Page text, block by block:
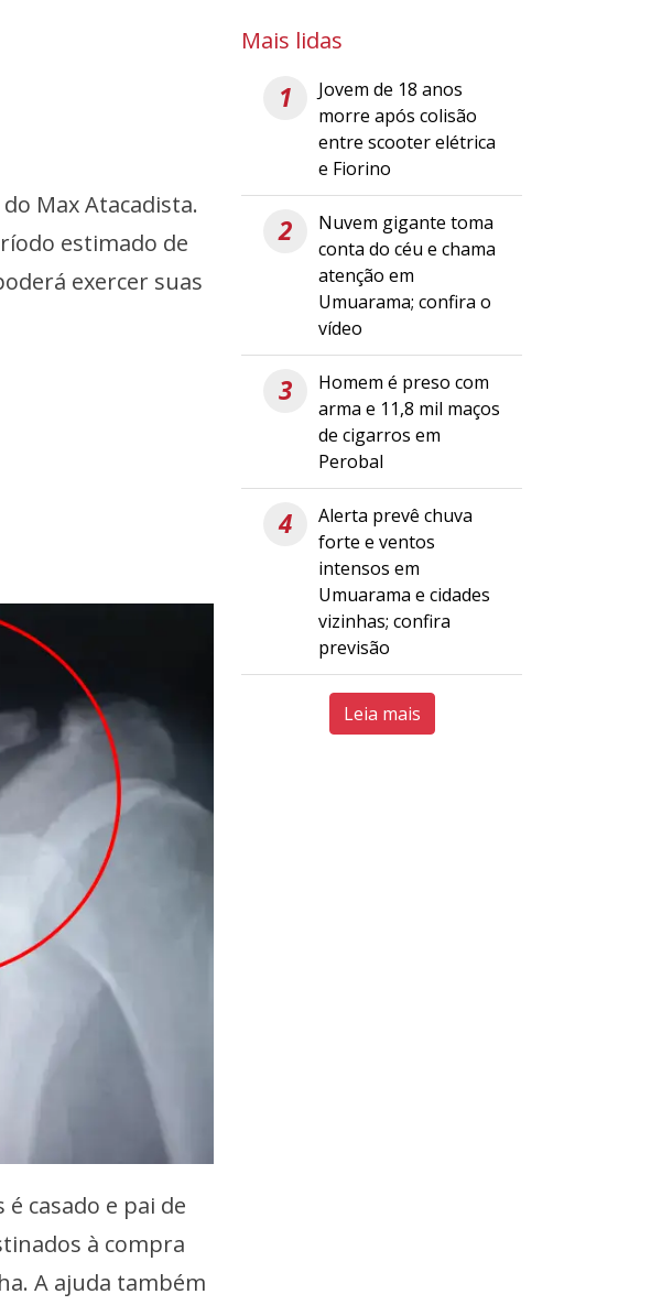
Max Atacadista.
estimado de
exercer suas
casado e pai de
à compra
A ajuda também
Mais lidas
1
Jovem de 18 anos
morre após colisão
entre scooter elétrica
e Fiorino
2
Nuvem gigante toma
conta do céu e chama
atenção em
Umuarama; confira o
vídeo
3
Homem é preso com
arma e 11,8 mil maços
de cigarros em
Perobal
4
Alerta prevê chuva
forte e ventos
intensos em
Umuarama e cidades
vizinhas; confira
previsão
Leia mais